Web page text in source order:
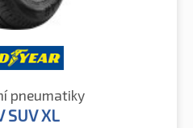
pneumatiky
SUV XL